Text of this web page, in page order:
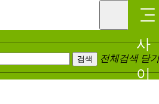
조망! 탁트인 코
무실 매매 > 지식
검색 전체검색 닫기
사
이